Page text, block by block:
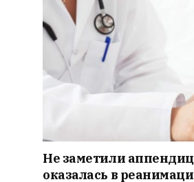
Не заметили
оказалась в